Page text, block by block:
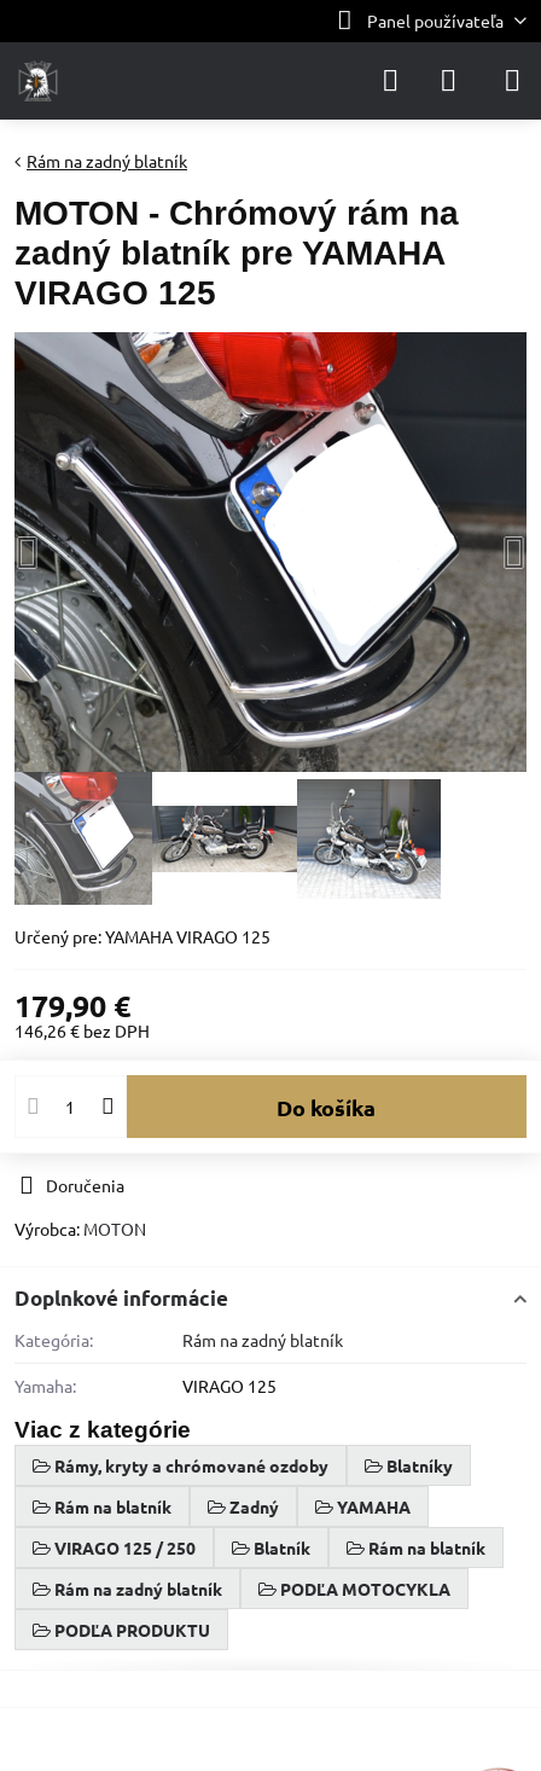
Panel používateľa
Rám na zadný blatník
MOTON - Chrómový rám na
zadný blatník pre YAMAHA
VIRAGO 125
Určený pre: YAMAHA VIRAGO 125
179,90 €
146,26 € bez DPH
Do košíka
Doručenia
Výrobca: MOTON
Doplnkové informácie
Kategória: Rám na zadný blatník
Yamaha: VIRAGO 125
Viac z kategórie
Rámy, kryty a chrómované ozdoby
Blatníky
Rám na blatník
Zadný
YAMAHA
VIRAGO 125 / 250
Blatník
Rám na blatník
Rám na zadný blatník
PODĽA MOTOCYKLA
PODĽA PRODUKTU